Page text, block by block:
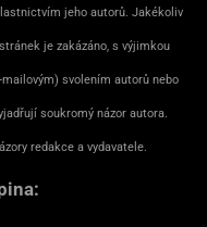
jeho autorů. Jakékoliv
je zakázáno, s výjimkou
svolením autorů nebo
soukromý názor autora.
redakce a vydavatele.